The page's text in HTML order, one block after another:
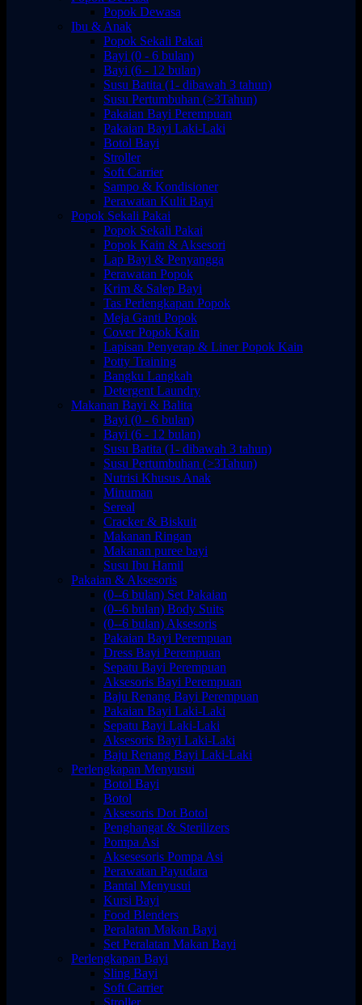
Popok Dewasa
Ibu & Anak
Popok Sekali Pakai
Bayi (0 - 6 bulan)
Bayi (6 - 12 bulan)
Susu Batita (1- dibawah 3 tahun)
Susu Pertumbuhan (>3Tahun)
Pakaian Bayi Perempuan
Pakaian Bayi Laki-Laki
Botol Bayi
Stroller
Soft Carrier
Sampo & Kondisioner
Perawatan Kulit Bayi
Popok Sekali Pakai
Popok Sekali Pakai
Popok Kain & Aksesori
Lap Bayi & Penyangga
Perawatan Popok
Krim & Salep Bayi
Tas Perlengkapan Popok
Meja Ganti Popok
Cover Popok Kain
Lapisan Penyerap & Liner Popok Kain
Potty Training
Bangku Langkah
Detergent Laundry
Makanan Bayi & Balita
Bayi (0 - 6 bulan)
Bayi (6 - 12 bulan)
Susu Batita (1- dibawah 3 tahun)
Susu Pertumbuhan (>3Tahun)
Nutrisi Khusus Anak
Minuman
Sereal
Cracker & Biskuit
Makanan Ringan
Makanan puree bayi
Susu Ibu Hamil
Pakaian & Aksesoris
(0--6 bulan) Set Pakaian
(0--6 bulan) Body Suits
(0--6 bulan) Aksesoris
Pakaian Bayi Perempuan
Dress Bayi Perempuan
Sepatu Bayi Perempuan
Aksesoris Bayi Perempuan
Baju Renang Bayi Perempuan
Pakaian Bayi Laki-Laki
Sepatu Bayi Laki-Laki
Aksesoris Bayi Laki-Laki
Baju Renang Bayi Laki-Laki
Perlengkapan Menyusui
Botol Bayi
Botol
Aksesoris Dot Botol
Penghangat & Sterilizers
Pompa Asi
Aksesesoris Pompa Asi
Perawatan Payudara
Bantal Menyusui
Kursi Bayi
Food Blenders
Peralatan Makan Bayi
Set Peralatan Makan Bayi
Perlengkapan Bayi
Sling Bayi
Soft Carrier
Stroller